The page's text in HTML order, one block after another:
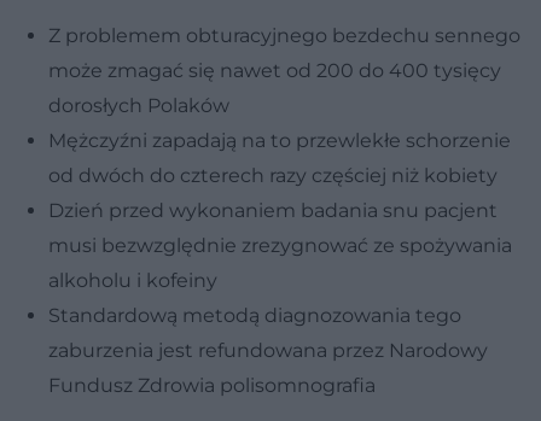
Z problemem obturacyjnego bezdechu sennego
może zmagać się nawet od 200 do 400 tysięcy
dorosłych Polaków
Mężczyźni zapadają na to przewlekłe schorzenie
od dwóch do czterech razy częściej niż kobiety
Dzień przed wykonaniem badania snu pacjent
musi bezwzględnie zrezygnować ze spożywania
alkoholu i kofeiny
Standardową metodą diagnozowania tego
zaburzenia jest refundowana przez Narodowy
Fundusz Zdrowia polisomnografia